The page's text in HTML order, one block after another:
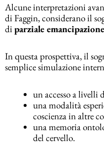
Alcune interpretazioni
di Faggin, considerano il
di parziale
In questa prospettiva, il
semplice simulazione
un accesso a livelli
una modalità
coscienza in altre
una memoria
del cervello.